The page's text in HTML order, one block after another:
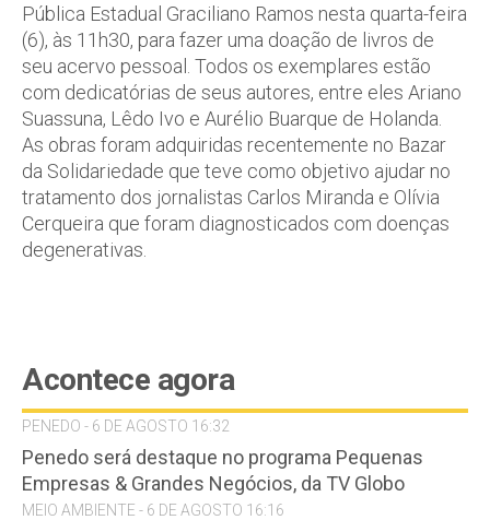
Pública Estadual Graciliano Ramos nesta quarta-feira
(6), às 11h30, para fazer uma doação de livros de
seu acervo pessoal. Todos os exemplares estão
com dedicatórias de seus autores, entre eles Ariano
Suassuna, Lêdo Ivo e Aurélio Buarque de Holanda.
As obras foram adquiridas recentemente no Bazar
da Solidariedade que teve como objetivo ajudar no
tratamento dos jornalistas Carlos Miranda e Olívia
Cerqueira que foram diagnosticados com doenças
degenerativas.
Acontece agora
PENEDO - 6 DE AGOSTO 16:32
Penedo será destaque no programa Pequenas
Empresas & Grandes Negócios, da TV Globo
MEIO AMBIENTE - 6 DE AGOSTO 16:16